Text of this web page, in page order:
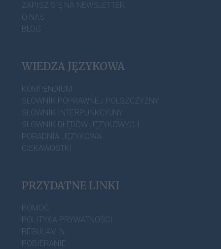
ZAPISZ SIĘ NA NEWSLETTER
O NAS
BLOG
WIEDZA JĘZYKOWA
KOMPENDIUM
SŁOWNIK POPRAWNEJ POLSZCZYZNY
SŁOWNIK INTERPUNKCYJNY
SŁOWNIK BŁĘDÓW JĘZYKOWYCH
PORADNIA JĘZYKOWA
CIEKAWOSTKI
PRZYDATNE LINKI
POMOC
POLITYKA PRYWATNOŚCI
REGULAMIN
POBIERANIE